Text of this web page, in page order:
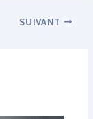
SUIVANT